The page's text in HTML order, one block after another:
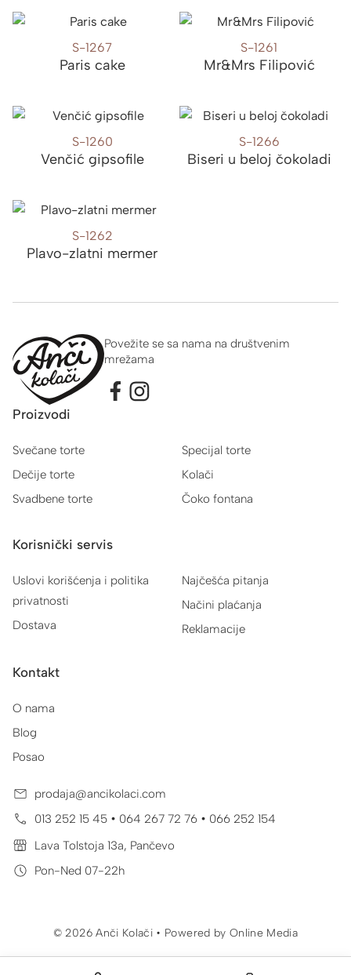
S-1267
Paris cake
S-1261
Mr&Mrs Filipović
S-1260
Venčić gipsofile
S-1266
Biseri u beloj čokoladi
S-1262
Plavo-zlatni mermer
Povežite se sa nama na društvenim
mrežama
Proizvodi
Svečane torte
Dečije torte
Svadbene torte
Specijal torte
Kolači
Čoko fontana
Korisnički servis
Uslovi korišćenja i politika
privatnosti
Dostava
Najčešća pitanja
Načini plaćanja
Reklamacije
Kontakt
O nama
Blog
Posao
prodaja@ancikolaci.com
013 252 15 45 • 064 267 72 76 • 066 252 154
Lava Tolstoja 13a, Pančevo
Pon-Ned 07-22h
© 2026 Anči Kolači • Powered by Online Media